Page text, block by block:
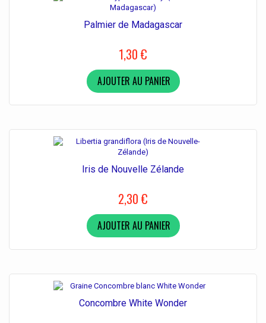
Palmier de Madagascar
1,30 €
AJOUTER AU PANIER
Iris de Nouvelle Zélande
2,30 €
AJOUTER AU PANIER
Concombre White Wonder